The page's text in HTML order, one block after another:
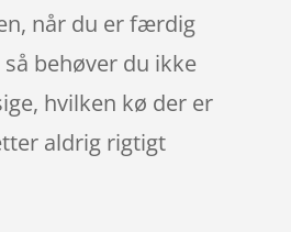
når du er færdig
behøver du ikke
hvilken kø der er
aldrig rigtigt